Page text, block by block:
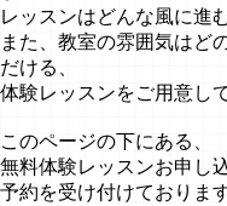
レッスンはどんな風に進
また、教室の雰囲気はど
だける、
体験レッスンをご用意し
このページの下にある、
無料体験レッスンお申し
予約を受け付けておりま